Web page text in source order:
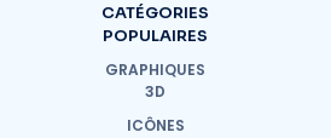
CATÉGORIES
POPULAIRES
GRAPHIQUES
3D
ICÔNES